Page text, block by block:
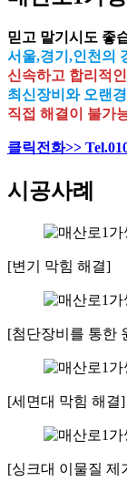
믿고 맡기시도 좋
서울,경기,인천의
신속하고 합리적
최신장비와 오랜
직접 해결이 불가
클릭전화>>
시공사례
[변기 막힘 해결]
[첨단장비를 통한
[세면대 막힘 해결]
[싱크대 이물질 제